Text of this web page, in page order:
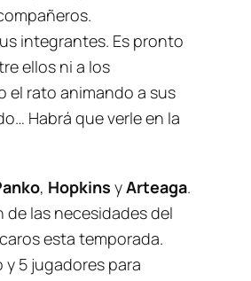
integrantes. Es pronto
ellos ni a los
el rato animando a sus
Habrá que verle en la
, Hopkins yArteaga.
las necesidades del
esta temporada.
5 jugadores para